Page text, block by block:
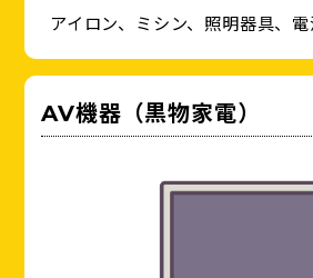
アイロン、ミシン、照明器具、
AV機器（黒物家電）